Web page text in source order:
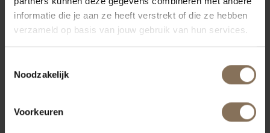
informatie die je aan ze heeft verstrekt of die ze hebben
verzameld op basis van jouw gebruik van hun services.
Noodzakelijk
Voorkeuren